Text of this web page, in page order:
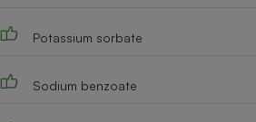
Potassium sorbate
Sodium benzoate